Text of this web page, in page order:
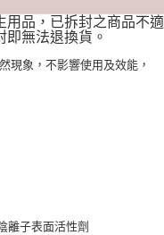
用品，已拆封之商品不適
無法退換貨。
現象，不影響使用及效能，
離子表面活性劑